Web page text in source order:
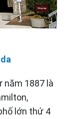
1887 là
lớn thứ 4